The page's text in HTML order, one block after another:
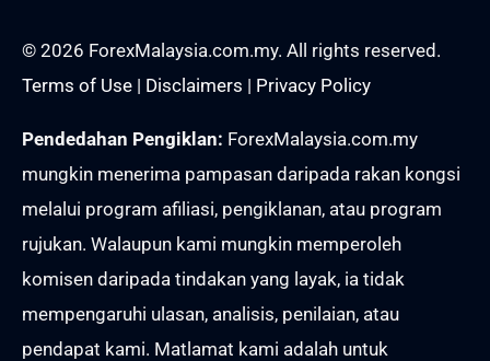
© 2026 ForexMalaysia.com.my. All rights reserved.
Terms of Use| Disclaimers | Privacy Policy
Pendedahan Pengiklan: ForexMalaysia.com.my
mungkin menerima pampasan daripada rakan kongsi
melalui program afiliasi, pengiklanan, atau program
rujukan. Walaupun kami mungkin memperoleh
komisen daripada tindakan yang layak, ia tidak
mempengaruhi ulasan, analisis, penilaian, atau
pendapat kami. Matlamat kami adalah untuk